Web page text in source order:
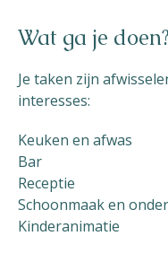
Wat ga je
Je taken zijn
interesses:
Keuken en afwas
Bar
Receptie
Schoonmaak en
Kinderanimatie